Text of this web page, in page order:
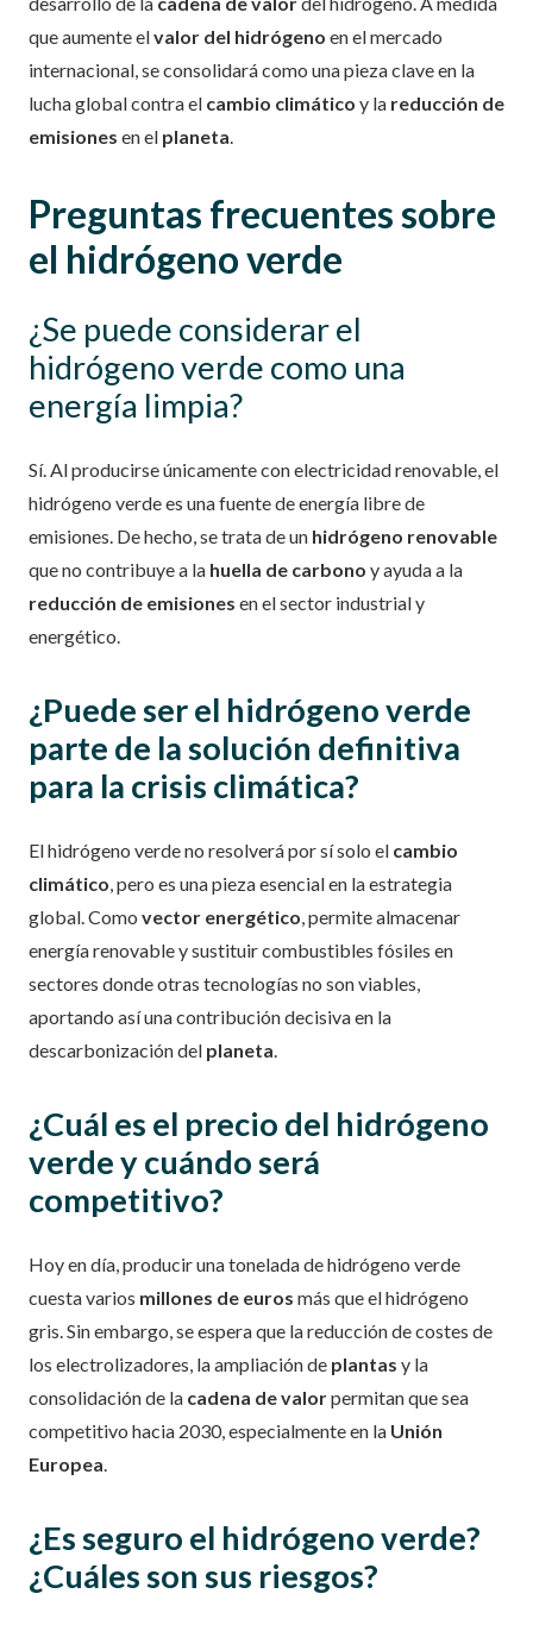
que aumente elvalor del hidrógeno en el mercado
internacional, se consolidará como una pieza clave en la
lucha global contra el cambio climático y la reducción de
emisiones en el planeta.
Preguntas frecuentes sobre
el hidrógeno verde
¿Se puede considerar el
hidrógeno verde como una
energía limpia?
Sí. Al producirse únicamente con electricidad renovable, el
hidrógeno verde es una fuente de energía libre de
emisiones. De hecho, se trata de un hidrógeno renovable
que no contribuye a la huella de carbono y ayuda a la
reducción de emisiones en el sector industrial y
energético.
¿Puede ser el hidrógeno verde
parte de la solución definitiva
para la crisis climática?
El hidrógeno verde no resolverá por sí solo el cambio
climático, pero es una pieza esencial en la estrategia
global. Como vector energético, permite almacenar
energía renovable y sustituir combustibles fósiles en
sectores donde otras tecnologías no son viables,
aportando así una contribución decisiva en la
descarbonización del planeta.
¿Cuál es el precio del hidrógeno
verde y cuándo será
competitivo?
Hoy en día, producir una tonelada de hidrógeno verde
cuesta varios millones de euros más que el hidrógeno
gris. Sin embargo, se espera que la reducción de costes de
los electrolizadores, la ampliación de plantas y la
consolidación de la cadena de valorpermitan que sea
competitivo hacia 2030, especialmente en la Unión
Europea.
¿Es seguro el hidrógeno verde?
¿Cuáles son sus riesgos?